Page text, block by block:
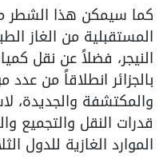
سيمكن هذا الشطر
من الغاز
فضلاً عن نقل
انطلاقاً من عدد
والجديدة،
النقل والتجميع
الغازية للدول